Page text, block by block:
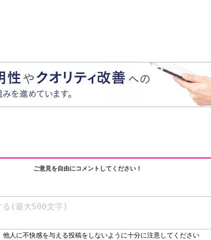
ご意見を自由にコメントしてください！